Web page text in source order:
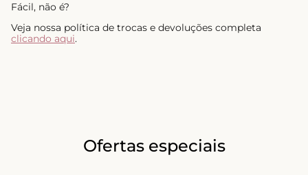
Fácil, não é?
Veja nossa política de trocas e devoluções completa
clicando aqui.
Ofertas especiais